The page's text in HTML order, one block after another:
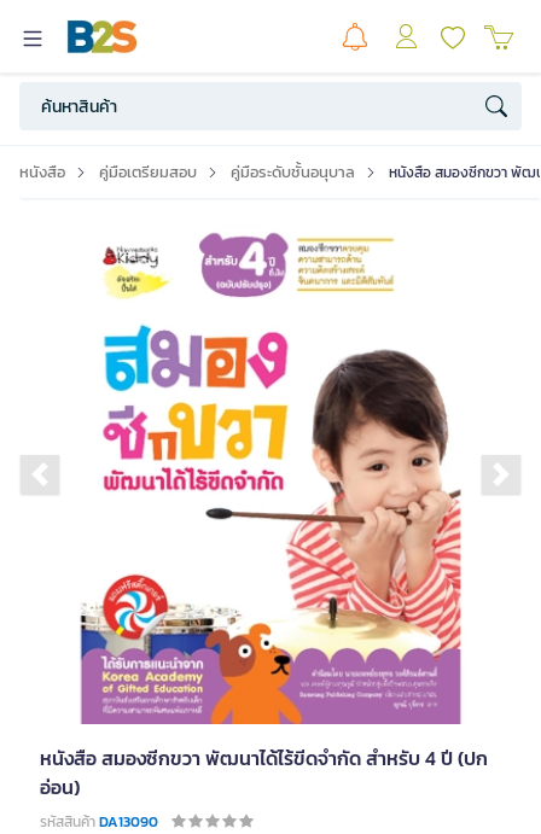
หนังสือ คู่มือเตรียมสอบ คู่มือระดับชั้นอนุบาล หนังสือ สมองซีกขวา พัฒ
Previous slide
หนังสือ สมองซีกขวา พัฒนาได้ไร้ขีดจำกัด สำหรับ 4 ปี (ปก
อ่อน)
รหัสสินค้าDA13090